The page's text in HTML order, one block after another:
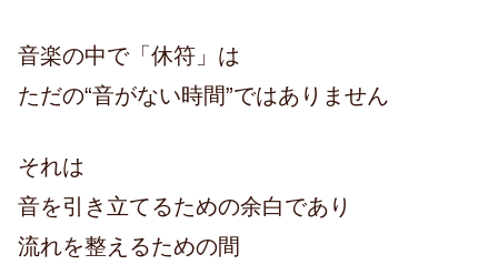
音楽の中で「休符」は
ただの“音がない時間”ではありません
それは
音を引き立てるための余白であり
流れを整えるための間